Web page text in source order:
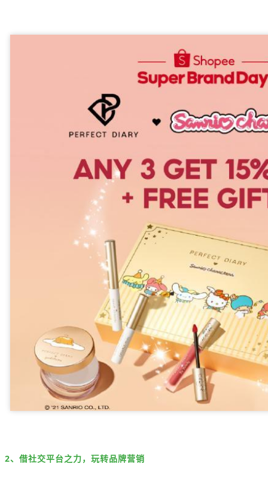
2、借社交平台之力，玩转品牌营销